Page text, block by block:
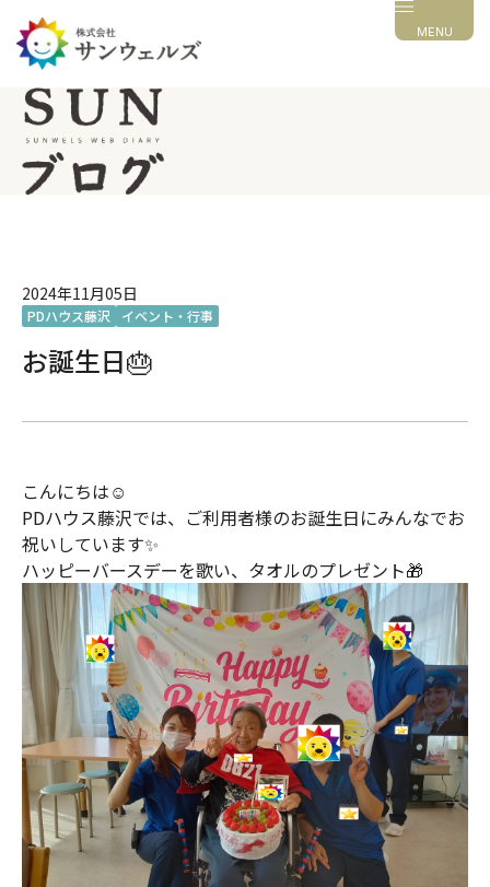
MENU
2024年11月05日
PDハウス藤沢 イベント・行事
お誕生日🎂
こんにちは☺
PDハウス藤沢では、ご利用者様のお誕生日にみんなでお
祝いしています✨
ハッピーバースデーを歌い、タオルのプレゼント🎁